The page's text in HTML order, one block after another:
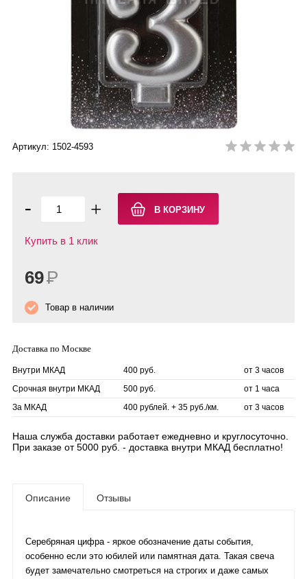
Артикул: 1502-4593
- +
Купить в 1 клик
69Р
Товар в наличии
Доставка по Москве
Внутри МКАД 400 руб.
от 3 часов
Срочная внутри МКАД
500 руб.
от 1 часа
За МКАД
400 рублей. + 35 руб./км. от 3 часов
Наша служба доставки работает ежедневно и круглосуточно.
При заказе от 5000 руб. - доставка внутри МКАД бесплатно!
Описание Отзывы
Серебряная цифра - яркое обозначение даты события,
особенно если это юбилей или памятная дата. Такая свеча
будет замечательно смотреться на строгих и даже самых